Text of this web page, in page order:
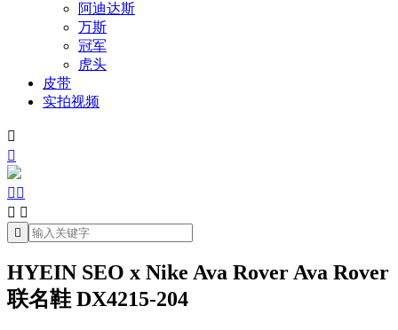
阿迪达斯
万斯
冠军
虎头
皮带
实拍视频


 
 

HYEIN SEO x Nike Ava Rover Ava Rover
联名鞋 DX4215-204